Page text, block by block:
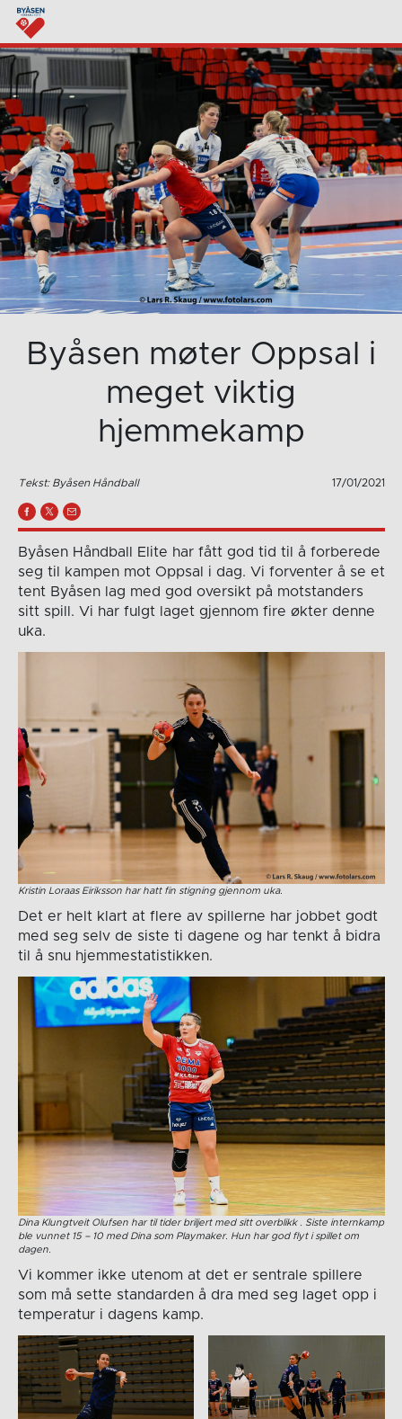
Byåsen møter Oppsal i
meget viktig
hjemmekamp
Tekst: Byåsen Håndball 17/01/2021
Byåsen Håndball Elite har fått god tid til å forberede
seg til kampen mot Oppsal i dag. Vi forventer å se et
tent Byåsen lag med god oversikt på motstanders
sitt spill. Vi har fulgt laget gjennom fire økter denne
uka.
Kristin Loraas Eiriksson har hatt fin stigning gjennom uka.
Det er helt klart at flere av spillerne har jobbet godt
med seg selv de siste ti dagene og har tenkt å bidra
til å snu hjemmestatistikken.
Dina Klungtveit Olufsen har til tider briljert med sitt overblikk . Siste internkamp
ble vunnet 15 – 10 med Dina som Playmaker. Hun har god flyt i spillet om
dagen.
Vi kommer ikke utenom at det er sentrale spillere
som må sette standarden å dra med seg laget opp i
temperatur i dagens kamp.